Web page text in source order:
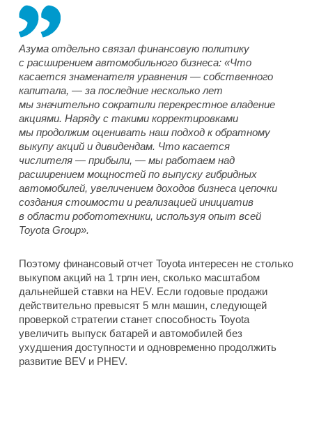
Азума отдельно связал финансовую политику
с расширением автомобильного бизнеса: «Что
касается знаменателя уравнения — собственного
капитала, — за последние несколько лет
мы значительно сократили перекрестное владение
акциями. Наряду с такими корректировками
мы продолжим оценивать наш подход к обратному
выкупу акций и дивидендам. Что касается
числителя — прибыли, — мы работаем над
расширением мощностей по выпуску гибридных
автомобилей, увеличением доходов бизнеса цепочки
создания стоимости и реализацией инициатив
в области робототехники, используя опыт всей
Toyota Group».
Поэтому финансовый отчет Toyota интересен не столько
выкупом акций на 1 трлн иен, сколько масштабом
дальнейшей ставки на HEV. Если годовые продажи
действительно превысят 5 млн машин, следующей
проверкой стратегии станет способность Toyota
увеличить выпуск батарей и автомобилей без
ухудшения доступности и одновременно продолжить
развитие BEV и PHEV.